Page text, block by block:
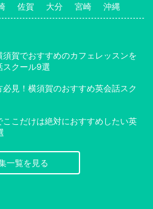
佐賀 大分 宮崎 沖縄
賀でおすすめのカフェレッスンを
スクール9選
見！横須賀のおすすめ英会話スク
ここだけは絶対におすすめしたい英
一覧を見る